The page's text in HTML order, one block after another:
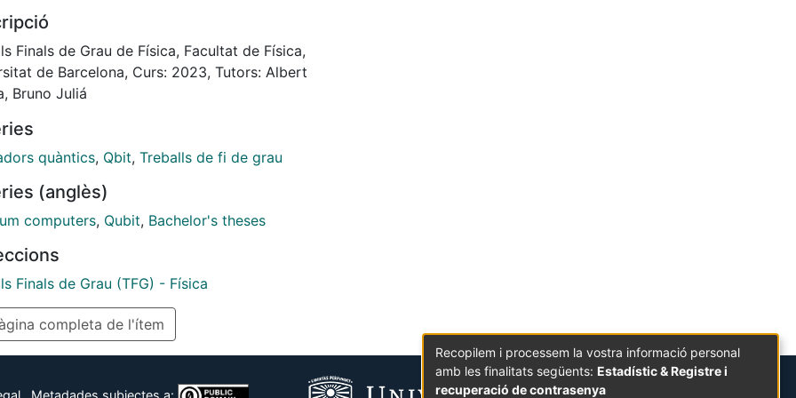
the behaviour of the noise sensitivity. This
framed in a bigger simulator and it consists of the
of the full transmon simulator: a backend
with the capability to control a general
pulses
Finals de Grau de Física, Facultat de Física,
de Barcelona, Curs: 2023, Tutors: Albert
Solana, Bruno Juliá
quàntics, Qbit, Treballs de fi de grau
(anglès)
computers, Qubit, Bachelor's theses
Finals de Grau (TFG) - Física
completa de l'ítem
Recopilem i processem la vostra informació personal
amb les finalitats següents: Estadístic & Registre i
recuperació de contrasenya